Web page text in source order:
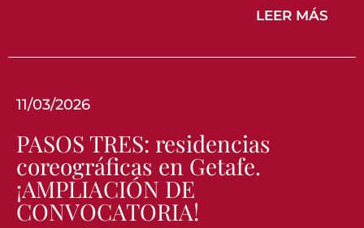
LEER MÁS
11/03/2026
PASOS TRES: residencias
coreográficas en Getafe.
¡AMPLIACIÓN DE
CONVOCATORIA!